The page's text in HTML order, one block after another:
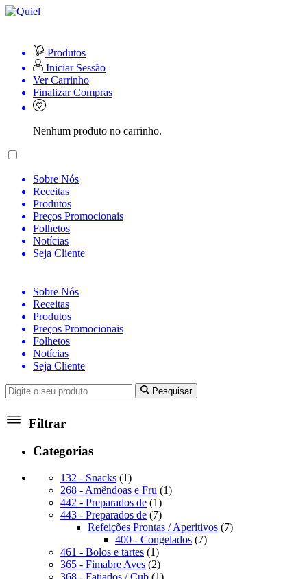
Produtos
Iniciar Sessão
Ver Carrinho
Finalizar Compras
Nenhum produto no carrinho.
Sobre Nós
Receitas
Produtos
Preços Promocionais
Folhetos
Notícias
Seja Cliente
Sobre Nós
Receitas
Produtos
Preços Promocionais
Folhetos
Notícias
Seja Cliente
Pesquisar
Filtrar
Categorias
132 - Snacks 11
produto
268 - Amêndoas e Fru 11
442 - Preparados de 11
produto
443 - Preparados de 77
produtos
Refeições Prontas / Aperitivos 77
400 - Congelados 77
461 - Bolos e tartes 11
produto
365 - Fimabre Aves 22
produtos
1